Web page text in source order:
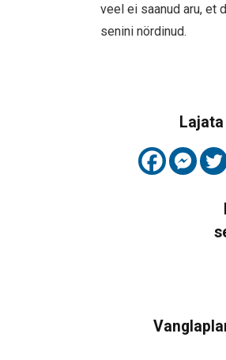
veel ei saanud aru, et
senini nördinud.